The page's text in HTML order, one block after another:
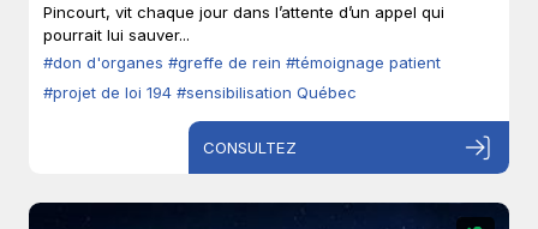
Pincourt, vit chaque jour dans l’attente d’un appel qui
pourrait lui sauver...
#don d'organes #greffe de rein #témoignage patient
#projet de loi 194 #sensibilisation Québec
CONSULTEZ